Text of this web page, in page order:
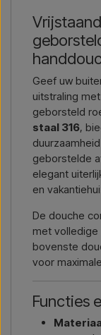
Geef eenvoudig
(artikelnummer
gefactureerd en
offerte.
Geef uw
uitstraling
geborsteld
staal 316,
geborstelde
elegant
en
De douche
met
bovenste
voor
Functies